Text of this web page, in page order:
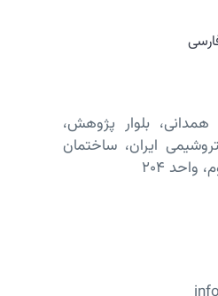
همدانی، بلوار پژوهش،
ایران، ساختمان
204